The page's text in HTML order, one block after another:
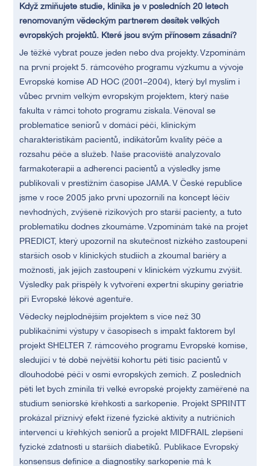
Když zmiňujete studie, klinika je v posledních 20 letech
renomovaným vědeckým partnerem desítek velkých
evropských projektů. Které jsou svým přínosem zásadní?
Je těžké vybrat pouze jeden nebo dva projekty. Vzpomínám
na první projekt 5. rámcového programu výzkumu a vývoje
Evropské komise AD HOC (2001–2004), který byl myslím i
vůbec prvním velkým evropským projektem, který naše
fakulta v rámci tohoto programu získala. Věnoval se
problematice seniorů v domácí péči, klinickým
charakteristikám pacientů, indikátorům kvality péče a
rozsahu péče a služeb. Naše pracoviště analyzovalo
farmakoterapii a adherenci pacientů a výsledky jsme
publikovali v prestižním časopise JAMA. V České republice
jsme v roce 2005 jako první upozornili na koncept léčiv
nevhodných, zvýšeně rizikových pro starší pacienty, a tuto
problematiku dodnes zkoumáme. Vzpomínám také na projet
PREDICT, který upozornil na skutečnost nízkého zastoupení
starších osob v klinických studiích a zkoumal bariéry a
možnosti, jak jejich zastoupení v klinickém výzkumu zvýšit.
Výsledky pak přispěly k vytvoření expertní skupiny geriatrie
při Evropské lékové agentuře.
Vědecky nejplodnějším projektem s více než 30
publikačními výstupy v časopisech s impakt faktorem byl
projekt SHELTER 7. rámcového programu Evropské komise,
sledující v té době největší kohortu pěti tisíc pacientů v
dlouhodobé péči v osmi evropských zemích. Z posledních
pěti let bych zmínila tři velké evropské projekty zaměřené na
studium seniorské křehkosti a sarkopenie. Projekt SPRINTT
prokázal příznivý efekt řízené fyzické aktivity a nutričních
intervencí u křehkých seniorů a projekt MIDFRAIL zlepšení
fyzické zdatnosti u starších diabetiků. Publikace Evropský
konsensus definice a diagnostiky sarkopenie má k